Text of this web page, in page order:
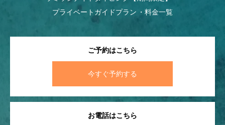
プライベートガイドプラン
料金一覧
ご予約はこちら
今すぐ予約する
お電話はこちら